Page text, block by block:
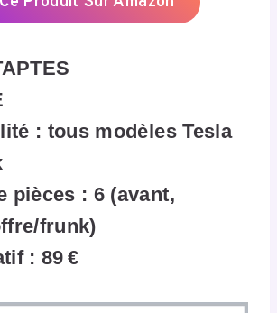
: tous modèles Tesla
pièces : 6 (avant,
frunk)
: 89 €